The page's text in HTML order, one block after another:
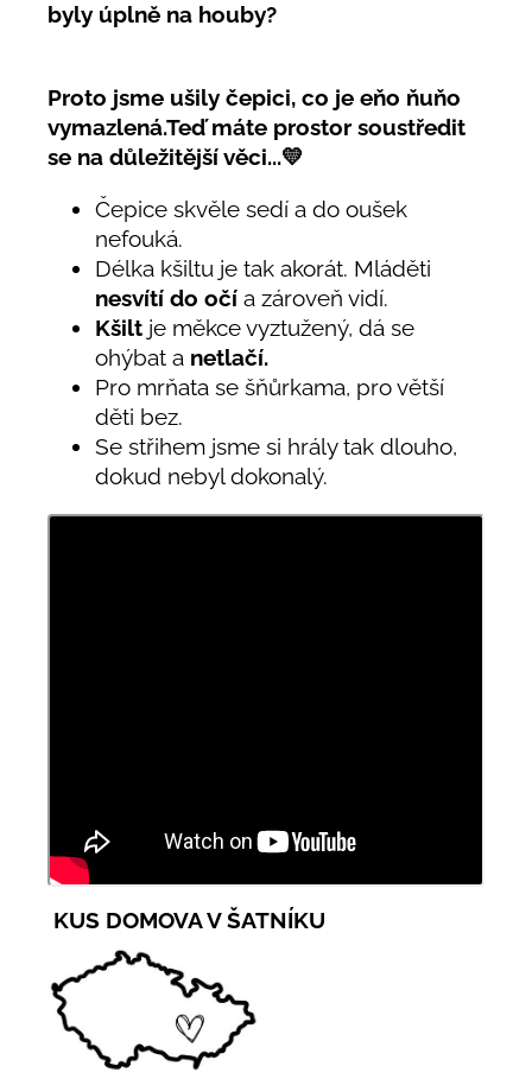
byly úplně na houby?
Proto jsme ušily čepici, co je eňo ňuňo
vymazlená.Teď máte prostor soustředit
se na důležitější věci...💛
Čepice skvěle sedí a do oušek
nefouká.
Délka kšiltu je tak akorát. Mláděti
nesvítí do očí a zároveň vidí.
Kšilt je měkce vyztužený, dá se
ohýbat a netlačí.
Pro mrňata se šňůrkama, pro větší
děti bez.
Se střihem jsme si hrály tak dlouho,
dokud nebyl dokonalý.
KUS DOMOVA V ŠATNÍKU